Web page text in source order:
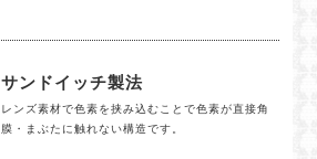
サンドイッチ製法
レンズ素材で色素を挟み込むことで色素が直接角
膜・まぶたに触れない構造です。